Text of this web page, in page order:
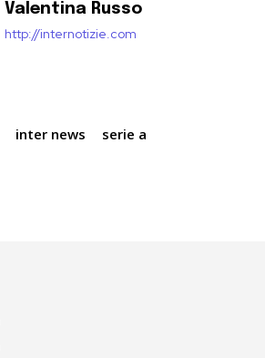
Valentina Russo
http://internotizie.com
inter news serie a